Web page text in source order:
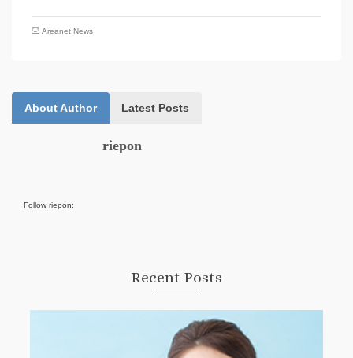
Areanet News
About Author Latest Posts
Follow riepon:
riepon
Recent Posts